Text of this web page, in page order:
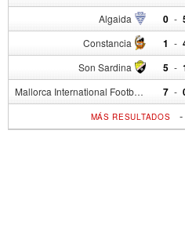
Algaida 0 -
Constancia 1 -
Son Sardina 5 -
Mallorca International Football Club del S.p. 7 -
MÁS RESULTADOS